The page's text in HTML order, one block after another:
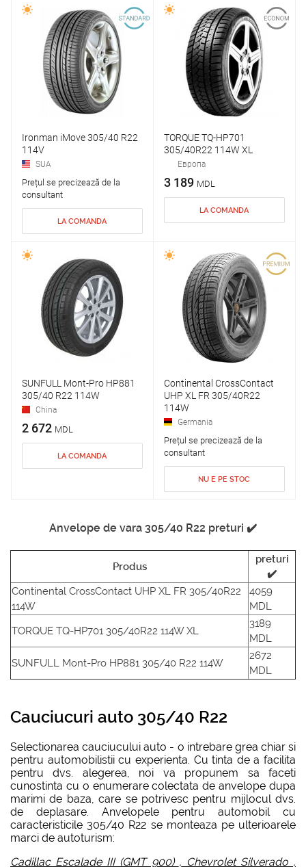
Ironman iMove 305/40 R22
114V
SUA
Prețul se precizează de la
consultant
LA COMANDA
TORQUE TQ-HP701
305/40R22 114W XL
Европа
3 189 MDL
LA COMANDA
SUNFULL Mont-Pro HP881
305/40 R22 114W
China
2 672 MDL
LA COMANDA
Continental CrossContact
UHP XL FR 305/40R22
114W
Germania
Prețul se precizează de la
consultant
NU E PE STOC
Anvelope de vara 305/40 R22 preturi ✔️
Produs
preturi
✔️
Continental CrossContact UHP XL FR 305/40R22
114W
4059
MDL
TORQUE TQ-HP701 305/40R22 114W XL
3189
MDL
SUNFULL Mont-Pro HP881 305/40 R22 114W
2672
MDL
Cauciucuri auto 305/40 R22
Selectionarea cauciucului auto - o intrebare grea chiar si
pentru automobilistii cu experienta. Cu tinta de a facilita
pentru dvs. alegerea, noi va propunem sa faceti
cunostinta cu o enumerare colectata de anvelope dupa
marimi de baza, care se potrivesc pentru mijlocul dvs.
de deplasare. Anvelopele pentru automobil cu
caracteristicile 305/40 R22 se monteaza pe ulterioarele
marci de autoturism:
Cadillac Escalade III (GMT 900) , Chevrolet Silverado ,